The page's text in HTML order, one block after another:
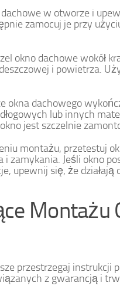
w otworze i
zamocuj je przy
okno dachowe wokół
i powietrza.
okna dachowego
lub innych
jest szczelnie
montażu, przetestuj
zamykania. Jeśli okno
upewnij się, że działają
Montażu
przestrzegaj instrukcji
z gwarancją i